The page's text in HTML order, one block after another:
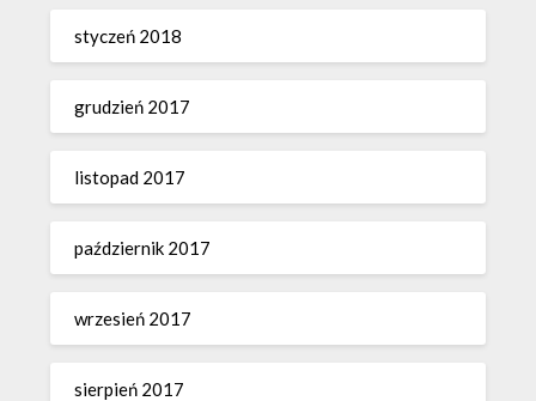
styczeń 2018
grudzień 2017
listopad 2017
październik 2017
wrzesień 2017
sierpień 2017